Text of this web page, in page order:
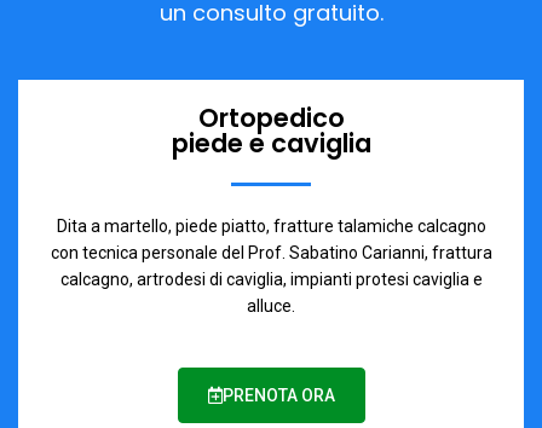
un consulto gratuito.
Ortopedico
piede e caviglia
Dita a martello, piede piatto, fratture talamiche calcagno
con tecnica personale del Prof. Sabatino Carianni, frattura
calcagno, artrodesi di caviglia, impianti protesi caviglia e
alluce.
PRENOTA ORA